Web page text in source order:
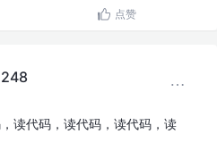
点赞
读代码，读代码，读代码，读